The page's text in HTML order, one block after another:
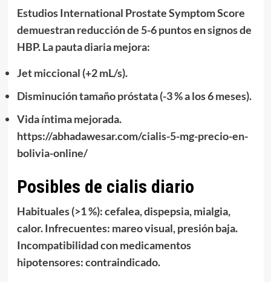
Estudios International Prostate Symptom Score
demuestran reducción de 5-6 puntos en signos de
HBP. Lapauta diariamejora:
Jet miccional (+2 mL/s).
Disminución tamaño próstata (-3 % a los 6 meses).
Vida íntima mejorada.
https://abhadawesar.com/cialis-5-mg-precio-en-
bolivia-online/
Posibles de cialis diario
Habituales (>1 %):cefalea, dispepsia, mialgia,
calor. Infrecuentes: mareo visual, presión baja.
Incompatibilidad con medicamentos
hipotensores:contraindicado.